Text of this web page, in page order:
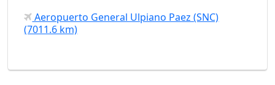
Aeropuerto General Ulpiano Paez (SNC)
(7011.6 km)